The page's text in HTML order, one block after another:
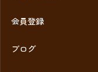
会員登録
ブログ